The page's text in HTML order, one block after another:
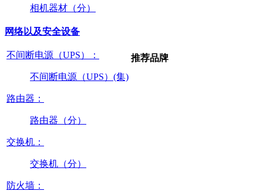
相机器材（分）
网络以及安全设备
不间断电源（UPS）：
不间断电源（UPS）(集)
路由器：
路由器（分）
交换机：
交换机（分）
防火墙：
推荐品牌